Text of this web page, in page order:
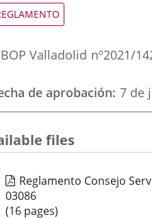
BOP Valladolid nº2021/
de aprobación 7 de
files
Reglamento Consejo
03086
(16 pages)